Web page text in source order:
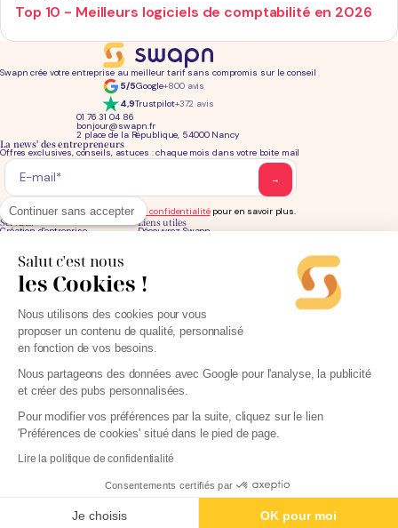
Continuer sans accepter
Salut c'est nous
les Cookies !
Nous utilisons des cookies pour vous
proposer un contenu de qualité, personnalisé
en fonction de vos besoins.
Nous partageons des données avec Google pour l'analyse, la publicité
et créer des pubs personnalisées.
Pour modifier vos préférences par la suite, cliquez sur le lien
'Préférences de cookies' situé dans le pied de page.
Lire la politique de confidentialité
Consentements certifiés par
Je choisis OK pour moi
Créer mon entreprise - 0€
Top 10 - Meilleurs logiciels de comptabilité en 2026
Swapn crée votre entreprise au meilleur tarif sans compromis sur le conseil
5/5Google+800 avis
4,9Trustpilot+372 avis
01 76 31 04 86
bonjour@swapn.fr
2 place de la République, 54000 Nancy
Services
Création d'entreprise
Offres de comptabilité par ville
Offres de comptabilité par statut
Tarifs
Devis comptable gratuit
Liens utiles
Découvrez Swapn
L-Expert-Comptable.com
La news' des entrepreneurs
Offres exclusives, conseils, astuces : chaque mois dans votre boite mail
Consultez notrenotre politique de confidentialitépour en savoir plus.
Simulateurs et calculateurs
Parrainage
Mentions légales
Politique de protection des données personnelles
CGU
Cookies